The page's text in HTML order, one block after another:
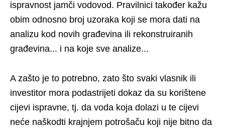
ispravnost jamči vodovod. Pravilnici također kažu
obim odnosno broj uzoraka koji se mora dati na
analizu kod novih građevina ili rekonstruiranih
građevina... i na koje sve analize...
A zašto je to potrebno, zato što svaki vlasnik ili
investitor mora podastrijeti dokaz da su korištene
cijevi ispravne, tj. da voda koja dolazi u te cijevi
neće naškodti krajnjem potrošaču koji nije bitno da